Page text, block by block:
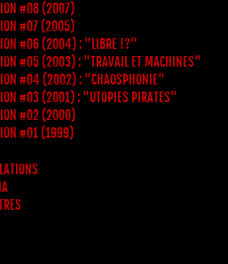
#08 (2007)
#07 (2005)
#06 (2004) : "LIBRE !?"
#05 (2003) : "TRAVAIL ET MACHINES"
#04 (2002) : "CHAOSPHONIE"
#03 (2001) : "UTOPIES PIRATES"
#02 (2000)
#01 (1999)